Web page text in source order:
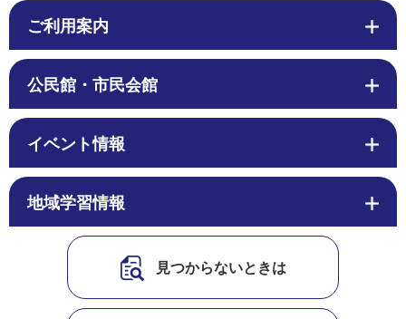
ご利用案内
公民館・市民会館
イベント情報
地域学習情報
見つからないときは